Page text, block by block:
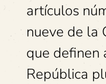
artículos
nueve de la
que definen
República